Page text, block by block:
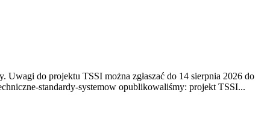
do projektu TSSI można zgłaszać do 14 sierpnia 2026 do
standardy-systemow opublikowaliśmy: projekt TSSI...